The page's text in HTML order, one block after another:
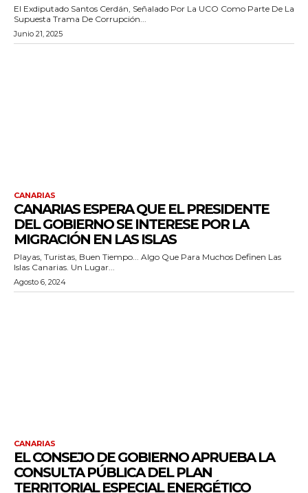
El Exdiputado Santos Cerdán, Señalado Por La UCO Como Parte De La
Supuesta Trama De Corrupción...
Junio 21, 2025
CANARIAS
CANARIAS ESPERA QUE EL PRESIDENTE
DEL GOBIERNO SE INTERESE POR LA
MIGRACIÓN EN LAS ISLAS
Playas, Turistas, Buen Tiempo... Algo Que Para Muchos Definen Las
Islas Canarias. Un Lugar...
Agosto 6, 2024
CANARIAS
EL CONSEJO DE GOBIERNO APRUEBA LA
CONSULTA PÚBLICA DEL PLAN
TERRITORIAL ESPECIAL ENERGÉTICO